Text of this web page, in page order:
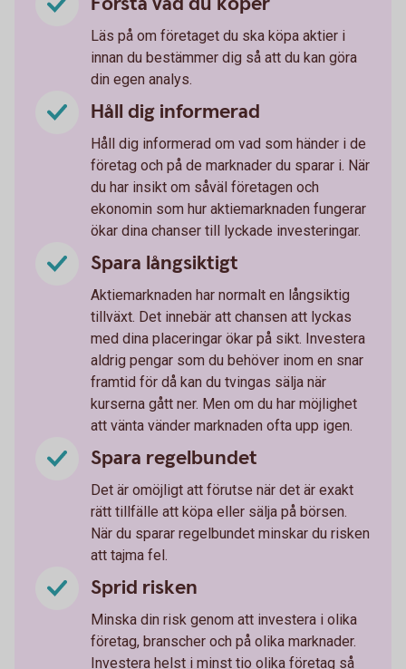
Läs på om företaget du ska köpa aktier i
innan du bestämmer dig så att du kan göra
din egen analys.
Håll dig informerad
Håll dig informerad om vad som händer i de
företag och på de marknader du sparar i. När
du har insikt om såväl företagen och
ekonomin som hur aktiemarknaden fungerar
ökar dina chanser till lyckade investeringar.
Spara långsiktigt
Aktiemarknaden har normalt en långsiktig
tillväxt. Det innebär att chansen att lyckas
med dina placeringar ökar på sikt. Investera
aldrig pengar som du behöver inom en snar
framtid för då kan du tvingas sälja när
kurserna gått ner. Men om du har möjlighet
att vänta vänder marknaden ofta upp igen.
Spara regelbundet
Det är omöjligt att förutse när det är exakt
rätt tillfälle att köpa eller sälja på börsen.
När du sparar regelbundet minskar du risken
att tajma fel.
Sprid risken
Minska din risk genom att investera i olika
företag, branscher och på olika marknader.
Investera helst i minst tio olika företag så